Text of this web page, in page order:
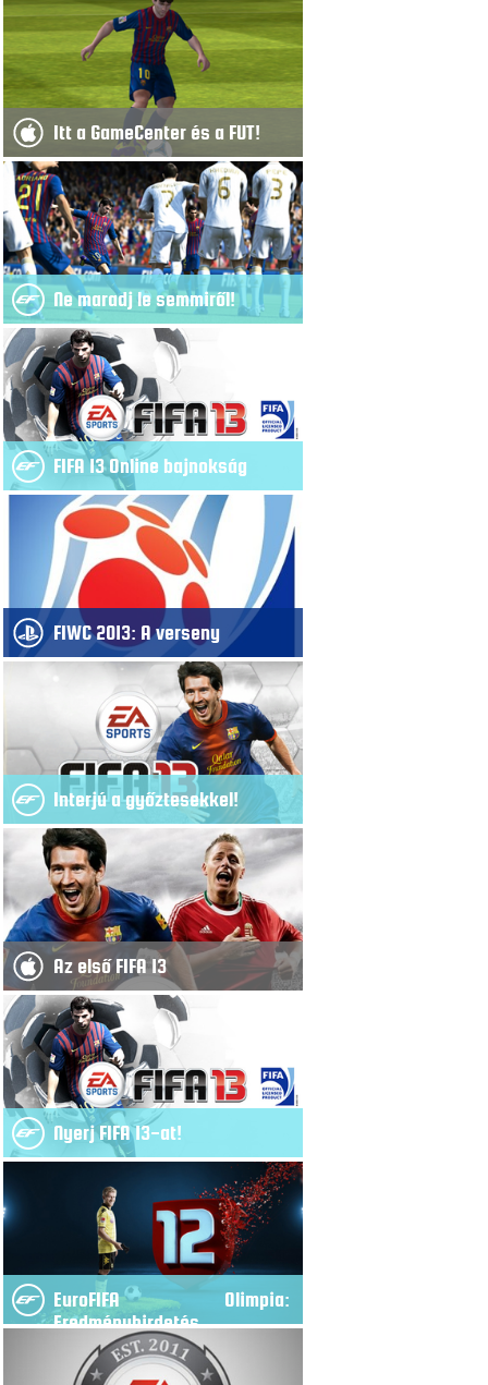
Itt a GameCenter és a FUT!
Ne maradj le semmiről!
FIFA 13 Online bajnokság
FIWC 2013: A verseny
Interjú a győztesekkel!
Az első FIFA 13
Nyerj FIFA 13-at!
EuroFIFA Olimpia:
Eredményhirdetés